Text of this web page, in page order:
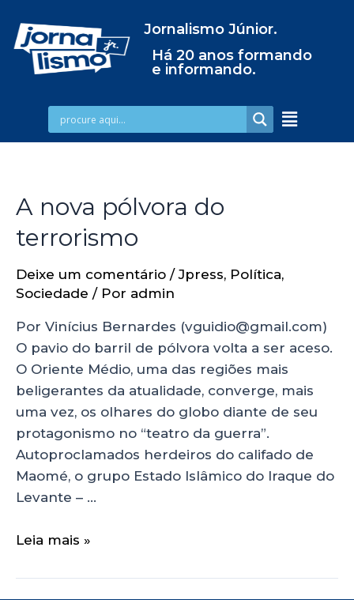
Jornalismo Júnior.
Há 20 anos formando
e informando.
A nova pólvora do
terrorismo
Deixe um comentário /Jpress, Política,
Sociedade / Por admin
Por Vinícius Bernardes (vguidio@gmail.com)
O pavio do barril de pólvora volta a ser aceso.
O Oriente Médio, uma das regiões mais
beligerantes da atualidade, converge, mais
uma vez, os olhares do globo diante de seu
protagonismo no “teatro da guerra”.
Autoproclamados herdeiros do califado de
Maomé, o grupo Estado Islâmico do Iraque do
Levante – …
Leia mais »